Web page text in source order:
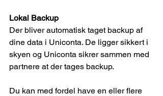
Lokal Backup
Der bliver automatisk taget backup af
dine data i Uniconta. De ligger sikkert i
skyen og Uniconta sikrer sammen med
partnere at der tages backup.
Du kan med fordel have en eller flere